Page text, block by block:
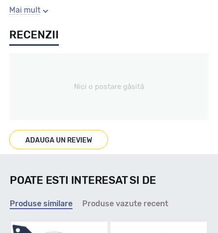
Gaura centrala
67.1
Se poate cumpara doar la set de 4 buc! Kit montaj GRATUIT
in caz ca este nevoie!
Mai mult
RECENZII
Nici o postare găsită
ADAUGA UN REVIEW
POATE ESTI INTERESAT SI DE
Produse similare Produse vazute recent